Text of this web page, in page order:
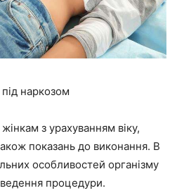
наркозом
з урахуванням віку,
показань до виконання. В
особливостей організму
процедури.